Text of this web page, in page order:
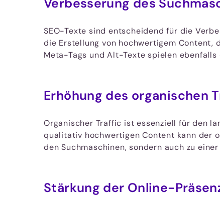
SEO-Texte sind entscheidend für die
die Erstellung von hochwertigem Content,
Meta-Tags und Alt-Texte spielen ebenfalls
Erhöhung des organischen
Organischer Traffic ist essenziell für den
qualitativ hochwertigen Content kann der
den Suchmaschinen, sondern auch zu
Stärkung der Online-